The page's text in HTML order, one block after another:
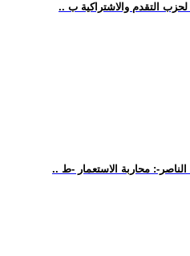
لحزب التقدم والاشتراكية ب
: محاربة الاستعمار -ط